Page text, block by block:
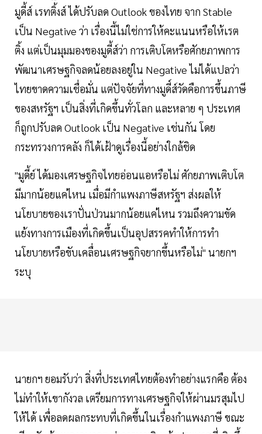
มูดี้ส์ เรทติ้งส์ ได้ปรับลด Outlook ของไทย จาก Stable
เป็น Negative ว่า เรื่องนี้ไม่ใช่การให้คะแนนหรือให้เรต
ติ้ง แต่เป็นมุมมองของมูดี้ส์ว่า การเติบโตหรือศักยภาพการ
พัฒนาเศรษฐกิจลดน้อยลงอยู่ใน Negative ไม่ได้แปลว่า
ไทยขาดความเชื่อมั่น แต่ปัจจัยที่ทางมูดี์ส์วัดคือการขึ้นภาษี
ของสหรัฐฯ เป็นสิ่งที่เกิดขึ้นทั่วโลก และหลาย ๆ ประเทศ
ก็ถูกปรับลด Outlook เป็น Negative เช่นกัน โดย
กระทรวงการคลัง ก็ได้เฝ้าดูเรื่องนี้อย่างใกล้ชิด
"มูดี้ย์ ได้มองเศรษฐกิจไทยอ่อนแอหรือไม่ ศักยภาพเติบโต
มีมากน้อยแค่ไหน เมื่อมีกำแพงภาษีสหรัฐฯ ส่งผลให้
นโยบายของเราปั่นป่วนมากน้อยแค่ไหน รวมถึงความขัด
แย้งทางการเมืองที่เกิดขึ้นเป็นอุปสรรคทำให้การทำ
นโยบายหรือขับเคลื่อนเศรษฐกิจยากขึ้นหรือไม่" นายกฯ
ระบุ
นายกฯ ยอมรับว่า สิ่งที่ประเทศไทยต้องทำอย่างแรกคือ ต้อง
ไม่ทำให้เขากังวล เตรียมการทางเศรษฐกิจให้ผ่านมรสุมไป
ให้ได้​ เพื่อ​ลดผลกระทบที่เกิดขึ้นในเรื่องกำแพงภาษี ขณะ